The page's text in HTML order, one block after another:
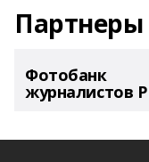
Партнеры
Фотобанк
журналистов